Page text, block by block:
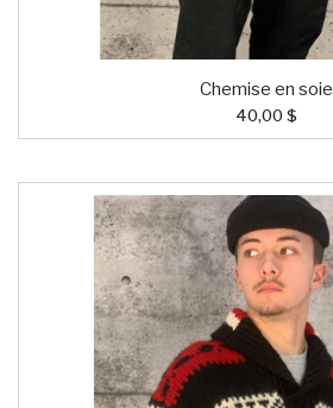
Chemise en soie
40,00 $